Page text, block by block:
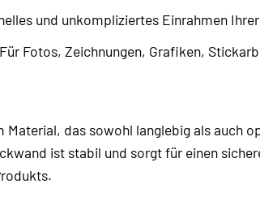
und unkompliziertes Einrahmen
Für Fotos, Zeichnungen, Grafiken,
das sowohl langlebig als auch
ist stabil und sorgt für einen